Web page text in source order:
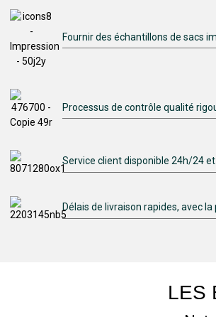
Fournir des échantillons de sacs
Processus de contrôle qualité
Service client disponible 24h/24
Délais de livraison rapides, avec
LES